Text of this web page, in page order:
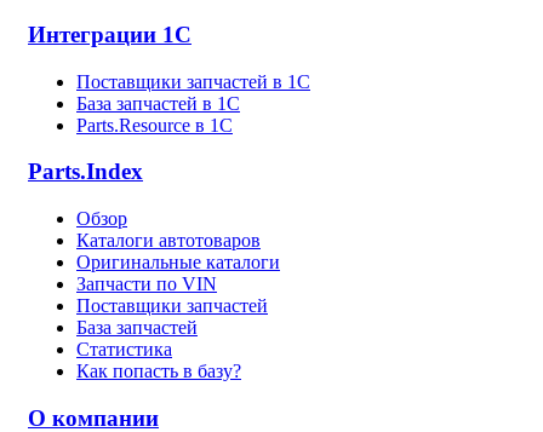
Интеграции 1С
Поставщики запчастей в 1C
База запчастей в 1С
Parts.Resource в 1C
Parts.Index
Обзор
Каталоги автотоваров
Оригинальные каталоги
Запчасти по VIN
Поставщики запчастей
База запчастей
Статистика
Как попасть в базу?
О компании